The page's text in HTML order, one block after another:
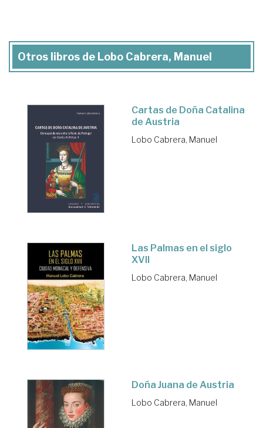
Otros libros de Lobo Cabrera, Manuel
Cartas de Doña Catalina
de Austria
Lobo Cabrera, Manuel
Las Palmas en el siglo
XVII
Lobo Cabrera, Manuel
Doña Juana de Austria
Lobo Cabrera, Manuel